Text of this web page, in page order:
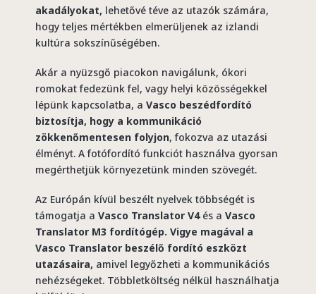
akadályokat, lehetővé téve az utazók számára,
hogy teljes mértékben elmerüljenek az izlandi
kultúra sokszínűségében.
Akár a nyüzsgő piacokon navigálunk, ókori
romokat fedezünk fel, vagy helyi közösségekkel
lépünk kapcsolatba, a Vasco beszédfordító
biztosítja, hogy a kommunikáció
zökkenőmentesen folyjon, fokozva az utazási
élményt. A fotófordító funkciót használva gyorsan
megérthetjük környezetünk minden szövegét.
Az Európán kívül beszélt nyelvek többségét is
támogatja a Vasco Translator V4és a Vasco
Translator M3 fordítógép. Vigye magával a
Vasco Translator beszélő fordító eszközt
utazásaira, amivel legyőzheti a kommunikációs
nehézségeket. Többletköltség nélkül használhatja